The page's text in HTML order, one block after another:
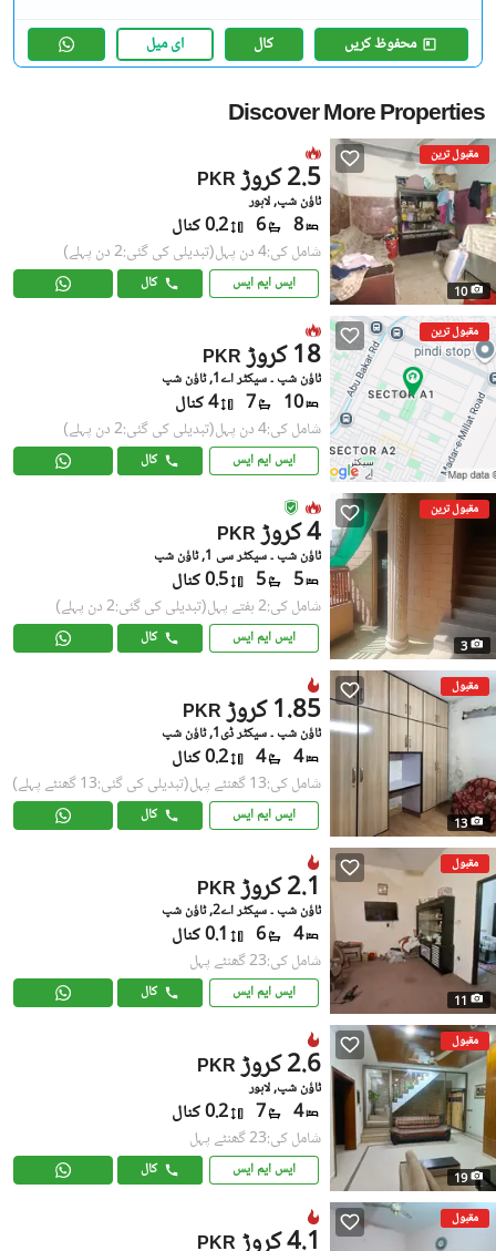
محفوظ کریں کال ای میل
Discover More Properties
مقبول ترین
10
PKR 2.5 کروڑ
ٹاؤن شپ, لاہور
8
6 0.2 کنال
شامل کی:4 دن پہل (تبدیلی کی گئی:2 دن پہلے)
ایس ایم ایس کال
مقبول ترین
PKR 18 کروڑ
ٹاؤن شپ ۔ سیکٹر اے1, ٹاؤن شپ
10
7 4 کنال
شامل کی:4 دن پہل (تبدیلی کی گئی:2 دن پہلے)
ایس ایم ایس کال
مقبول ترین
3
PKR 4 کروڑ
ٹاؤن شپ ۔ سیکٹر سی 1, ٹاؤن شپ
5
5 0.5 کنال
شامل کی:2 ہفتے پہل (تبدیلی کی گئی:2 دن پہلے)
ایس ایم ایس کال
مقبول
13
PKR 1.85 کروڑ
ٹاؤن شپ ۔ سیکٹر ڈی1, ٹاؤن شپ
4
4 0.2 کنال
شامل کی:13 گھنٹے پہل (تبدیلی کی گئی:13 گھنٹے پہلے)
ایس ایم ایس کال
مقبول
11
PKR 2.1 کروڑ
ٹاؤن شپ ۔ سیکٹر اے2, ٹاؤن شپ
4
6 0.1 کنال
شامل کی:23 گھنٹے پہل
ایس ایم ایس کال
مقبول
19
PKR 2.6 کروڑ
ٹاؤن شپ, لاہور
4
7 0.2 کنال
شامل کی:23 گھنٹے پہل
ایس ایم ایس کال
مقبول